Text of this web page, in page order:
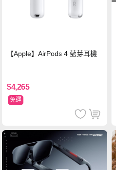
【Apple】AirPods 4 藍芽耳機
$4,265
免運